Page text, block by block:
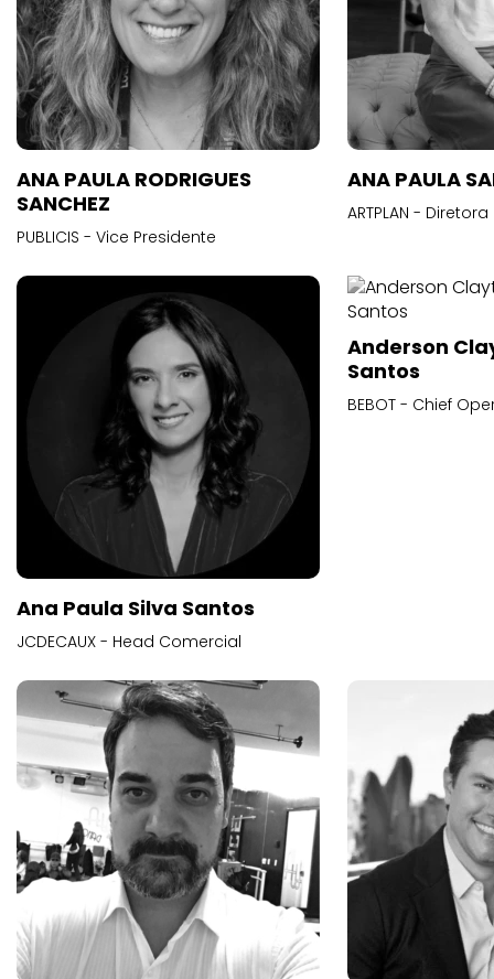
ANA PAULA RODRIGUES
SANCHEZ
PUBLICIS - Vice Presidente
ANA PAULA
ARTPLAN -
Ana Paula Silva Santos
JCDECAUX - Head Comercial
Anderson
Santos
BEBOT - Chief